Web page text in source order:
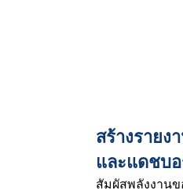
สร้างรายง
และแดชบ
สัมผัสพลังงานข